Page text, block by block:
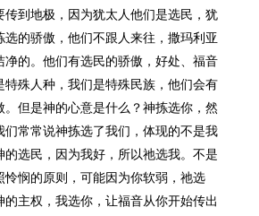
传到地极，因为犹太人他们是选民，犹
选的骄傲，他们不跟人来往，撒玛利亚
净的。他们有选民的骄傲，好处、福音
特殊人种，我们是特殊民族，他们会有
。但是神的心意是什么？神拣选你，然
们常常说神拣选了我们，体现的不是我
的选民，因为我好，所以祂选我。不是
怜悯的原则，可能因为你软弱，祂选
主权，我选你，让福音从你开始传出